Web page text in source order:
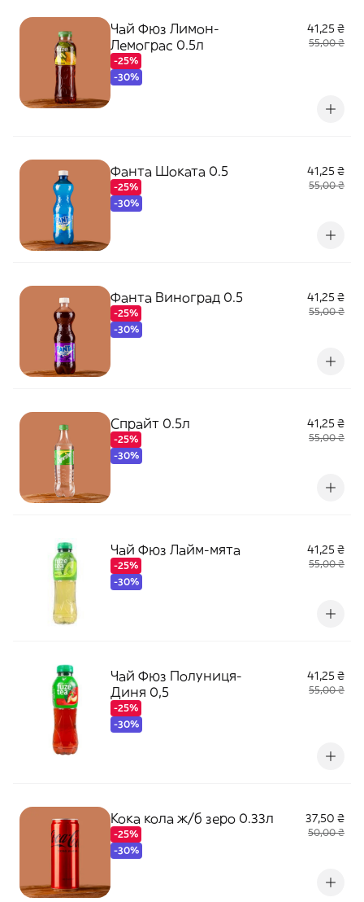
Чай Фюз Лимон-
Лемограс 0.5л
-25%
-30%
41,25 ₴
55,00 ₴
Фанта Шоката 0.5
-25%
-30%
41,25 ₴
55,00 ₴
Фанта Виноград 0.5
-25%
-30%
41,25 ₴
55,00 ₴
Спрайт 0.5л
-25%
-30%
41,25 ₴
55,00 ₴
Чай Фюз Лайм-мята
-25%
-30%
41,25 ₴
55,00 ₴
Чай Фюз Полуниця-
Диня 0,5
-25%
-30%
41,25 ₴
55,00 ₴
Кока кола ж/б зеро 0.33л
-25%
-30%
37,50 ₴
50,00 ₴